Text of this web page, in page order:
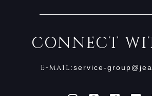
CONNECT
E-mail:service-